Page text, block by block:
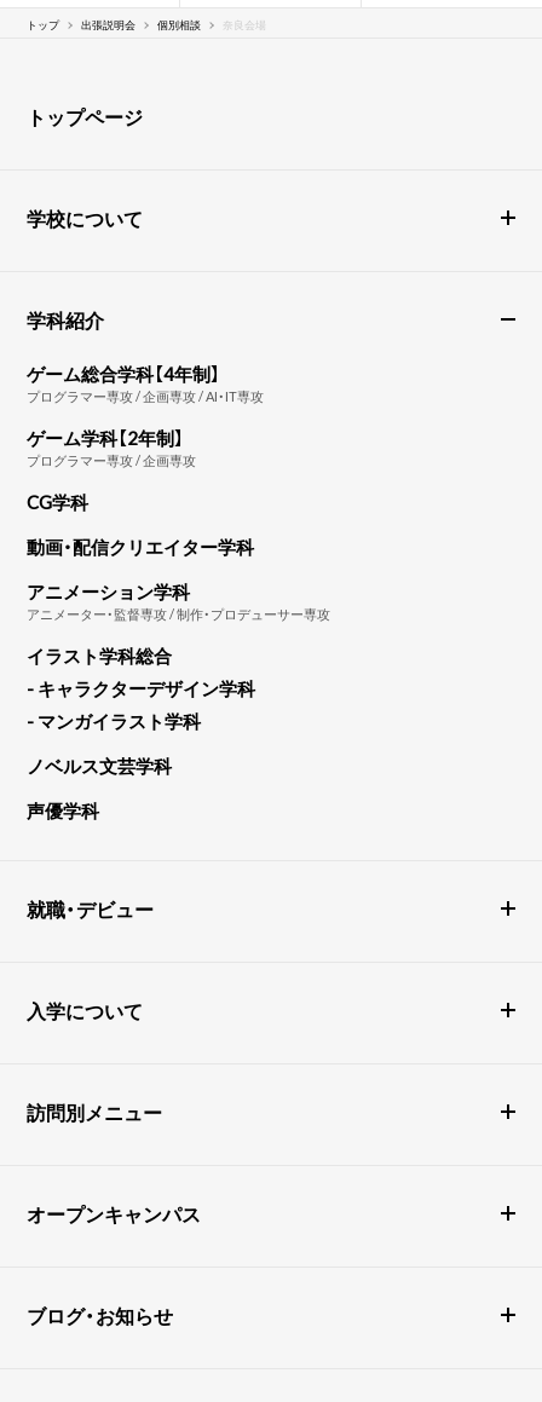
トップ 出張説明会 個別相談 奈良会場
トップページ
学校について
学科紹介
ゲーム総合学科【4年制】
プログラマー専攻 / 企画専攻 / AI・IT専攻
ゲーム学科【2年制】
プログラマー専攻 / 企画専攻
CG学科
動画・配信クリエイター学科
アニメーション学科
アニメーター・監督専攻 / 制作・プロデューサー専攻
イラスト学科総合
- キャラクターデザイン学科
- マンガイラスト学科
ノベルス文芸学科
声優学科
就職・デビュー
入学について
訪問別メニュー
オープンキャンパス
ブログ・お知らせ